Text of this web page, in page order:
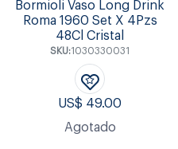
Bormioli Vaso Long Drink
Roma 1960 Set X 4Pzs
48Cl Cristal
SKU:1030330031
US$ 49.00
Agotado